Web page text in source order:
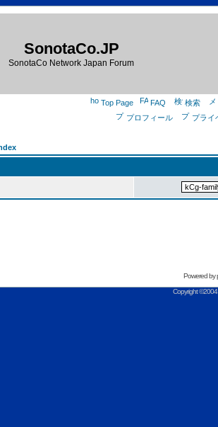
SonotaCo.JP
SonotaCo Network Japan Forum
Top Page FAQ
検索
プロフィール
プライ
Powered by
Copyright ©2004